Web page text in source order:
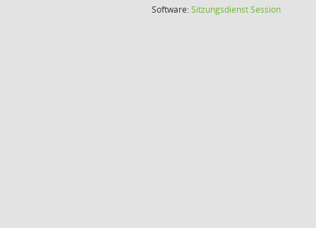
Software:SitzungsdienstSession(Wird in